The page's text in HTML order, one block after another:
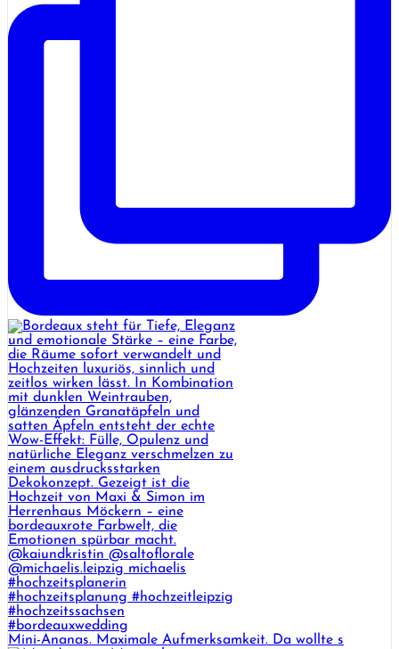
Mini-Ananas. Maximale Aufmerksamkeit. Da wollte s